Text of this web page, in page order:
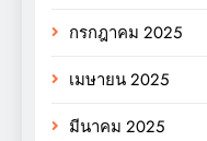
กรกฎาคม 2025
เมษายน 2025
มีนาคม 2025